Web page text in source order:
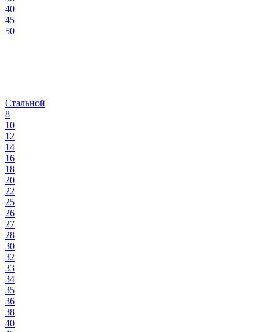
40
45
50
Стальной
8
10
12
14
16
18
20
22
25
26
27
28
30
32
33
34
35
36
38
40